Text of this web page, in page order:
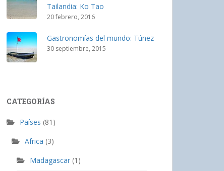
Tailandia: Ko Tao
20 febrero, 2016
Gastronomías del mundo: Túnez
30 septiembre, 2015
CATEGORÍAS
Países (81)
Africa (3)
Madagascar (1)